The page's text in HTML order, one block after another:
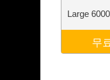
Large
무